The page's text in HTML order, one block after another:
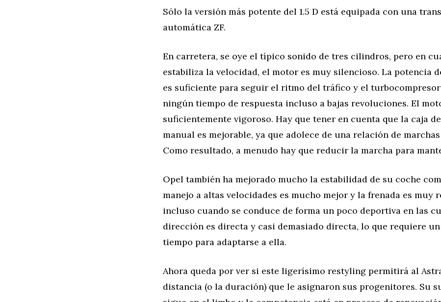
Sólo la versión más potente del 1.5 D está equipada con una
automática ZF.
En carretera, se oye el típico sonido de tres cilindros, pero en
estabiliza la velocidad, el motor es muy silencioso. La potencia
es suficiente para seguir el ritmo del tráfico y el
ningún tiempo de respuesta incluso a bajas revoluciones. El
suficientemente vigoroso. Hay que tener en cuenta que la caja
manual es mejorable, ya que adolece de una relación de
Como resultado, a menudo hay que reducir la marcha para
Opel también ha mejorado mucho la estabilidad de su coche
manejo a altas velocidades es mucho mejor y la frenada es muy
incluso cuando se conduce de forma un poco deportiva en las
dirección es directa y casi demasiado directa, lo que requiere
tiempo para adaptarse a ella.
Ahora queda por ver si este ligerísimo restyling permitirá al
distancia (o la duración) que le asignaron sus progenitores. Su